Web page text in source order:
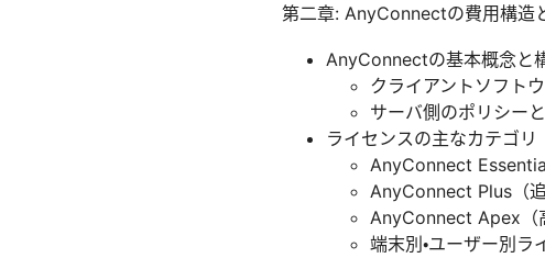
第二章: AnyConnectの費用構造
AnyConnectの基本概念と
クライアントソフト
サーバ側のポリシー
ライセンスの主なカテゴリ
AnyConnect
AnyConnect Plus（追
AnyConnect Apex（
端末別・ユーザー別